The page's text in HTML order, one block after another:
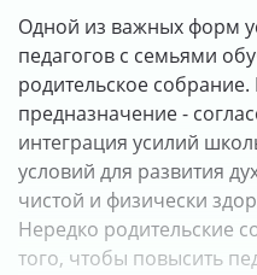
Одной из важных форм
педагогов с семьями
родительское собрание.
предназначение -
интеграция усилий
условий для развития
чистой и физически
Нередко родительские
того, чтобы повысить